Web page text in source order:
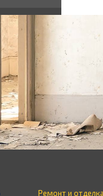
Ремонт и